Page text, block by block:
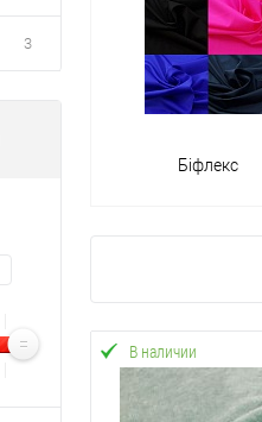
3
Біфлекс
В наличии